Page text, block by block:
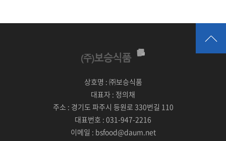
상호명 : ㈜보승식품
대표자 : 정의채
주소 : 경기도 파주시 등원로 330번길 110
대표번호 : 031-947-2216
이메일 : bsfood@daum.net